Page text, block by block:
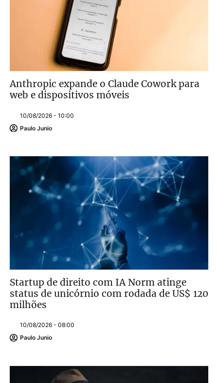
Anthropic expande o Claude Cowork para
web e dispositivos móveis
10/08/2026 - 10:00
Paulo Junio
Startup de direito com IA Norm atinge
status de unicórnio com rodada de US$ 120
milhões
10/08/2026 - 08:00
Paulo Junio